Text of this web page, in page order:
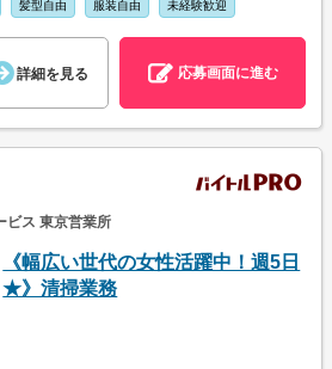
髪型自由 服装自由 未経験歓迎
詳細を見る 応募画面に進む
ビス 東京営業所
《幅広い世代の女性活躍中！週5日
★》清掃業務